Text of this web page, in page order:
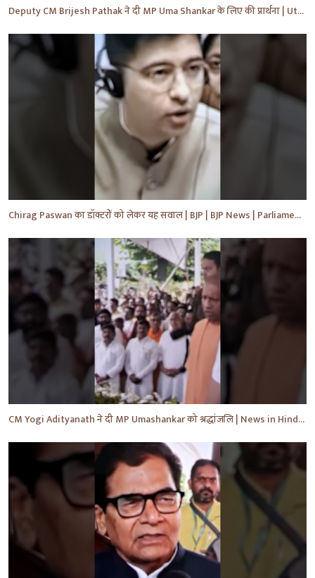
Deputy CM Brijesh Pathak ने दी MP Uma Shankar के लिए की प्रार्थना | Uttar Pradesh News #shorts #yt
Chirag Paswan का डॉक्टरों को लेकर यह सवाल | BJP | BJP News | Parliament | #shorts #ytnewshorts #yt
CM Yogi Adityanath ने दी MP Umashankar को श्रद्धांजलि | News in Hindi | News Today | #shorts #yt